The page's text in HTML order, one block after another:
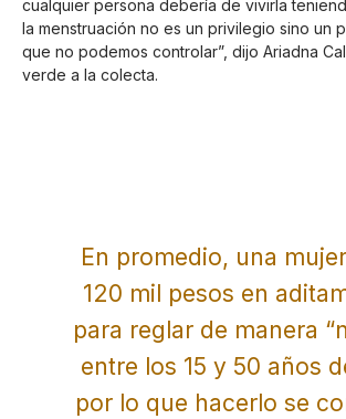
cualquier persona debería de vivirla
la menstruación no es un privilegio sino un
que no podemos controlar”, dijo Ariadna
verde a la colecta.
En promedio, una
120 mil pesos en
para reglar de manera
entre los 15 y 50 años
por lo que hacerlo se